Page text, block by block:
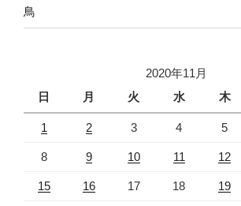
鳥
2020年11月
日
月 火 水 木
1 2 3 4 5
8 9 10 11 12
15 16 17 18 19